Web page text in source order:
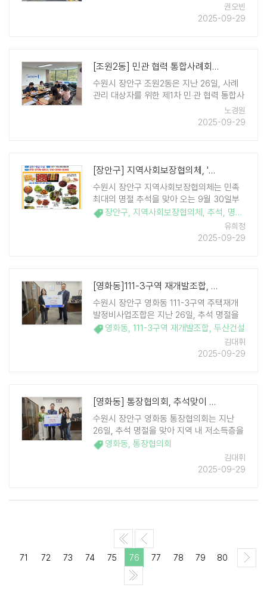
로 지역 환경 정비 활동을 실시하였다. 이날
정비 활동에는 송죽동 행정복지센터 직원들
권오빈
2025-09-29
[조원2동] 민관 협력 통합사례회의 개최
수원시 장안구 조원2동은 지난 26일, 사례
관리 대상자를 위한 제1차 민‧관 협력 통합사
례회의를 개최했다고 밝혔다. 회의 안건으로
는 고령의 모와 장애를 가진 자녀가 거주하
노경원
2025-09-29
[장안구] 지역사회보장협의체, '함께하는 추석' 농·수산물 직거래장터 운영
수원시 장안구 지역사회보장협의체는 민족
최대의 명절 추석을 맞아 오는 9월 30일부
터 10월 2일까지 3일간 장안구청 앞 광장에
서 '추석맞이 농수산물 직거래장터'를 개최한
다. 이번 장터는 농어민에게는 판로 확보와
장안구, 지역사회보장협의체 , 추석, 명절
유희정
2025-09-29
[영화동]111-3구역 재개발조합, 추석 맞아 저소득층 후원금 전달
수원시 장안구 영화동 111-3구역 주택재개
발정비사업조합은 지난 26일, 추석 명절을
맞아 지역 내 저소득층을 지원하기 위해 130
만 원 상당의 후원금을 영화동 행정복지센터
에 전달했다. 이번 후원은 조합원들이 뜻을
영화동, 111-3구역 재개발조합, 두산건설
김대휘
2025-09-29
[영화동] 통장협의회, 추석맞이 온누리상품권 100만원 기부
수원시 장안구 영화동 통장협의회는 지난
26일, 추석 명절을 맞아 지역 내 저소득층을
위해 100만원 상당의 온누리 상품권을 영화
동 행정복지센터에 전달했다. 영화동 통장협
의회는 명절마다 각각의 통장들이 뜻을 모아
영화동, 통장협의회
김대휘
2025-09-29
71 72 73 74 75 76 77 78 79 80